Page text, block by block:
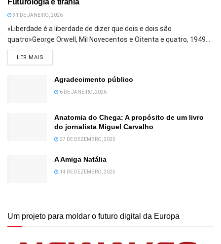
31 DE JANEIRO, 2026
«Liberdade é a liberdade de dizer que dois e dois são
quatro»George Orwell, Mil Novecentos e Oitenta e quatro, 1949...
LER MAIS
Agradecimento público
6 DE JANEIRO, 2026
Anatomia do Chega: A propósito de um livro
do jornalista Miguel Carvalho
27 DE DEZEMBRO, 2025
A Amiga Natália
14 DE DEZEMBRO, 2025
Um projeto para moldar o futuro digital da Europa